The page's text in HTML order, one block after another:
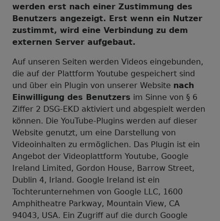
werden erst nach einer Zustimmung des
Benutzers angezeigt. Erst wenn ein Nutzer
zustimmt, wird eine Verbindung zu dem
externen Server aufgebaut.
Auf unseren Seiten werden Videos eingebunden,
die auf der Plattform Youtube gespeichert sind
und über ein Plugin von unserer Website nach
Einwilligung des Benutzers im Sinne von § 6
Ziffer 2 DSG-EKD aktiviert und abgespielt werden
können. Die YouTube-Plugins werden auf dieser
Website genutzt, um eine Darstellung von
Videoinhalten zu ermöglichen. Das Plugin ist ein
Angebot der Videoplattform Youtube, Google
Ireland Limited, Gordon House, Barrow Street,
Dublin 4, Irland. Google Ireland ist ein
Tochterunternehmen von Google LLC, 1600
Amphitheatre Parkway, Mountain View, CA
94043, USA. Ein Zugriff auf die durch Google